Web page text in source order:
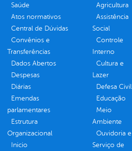
Saúde
Atos normativos
Central de Dúvidas
Convênios e
Transferências
Dados Abertos
Despesas
Diárias
Emendas
parlamentares
Estrutura
Organizacional
Inicio
Agricultura
Assistência
Social
Controle
Interno
Cultura e
Lazer
Defesa Civil
Educação
Meio
Ambiente
Ouvidoria e
Serviço de